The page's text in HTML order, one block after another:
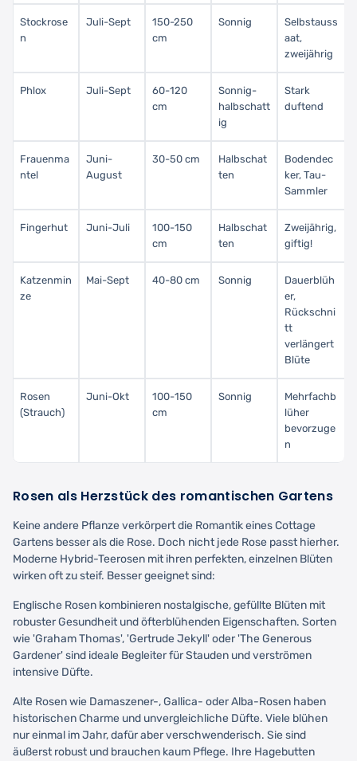
Stockrose
n
Juli-Sept
150-250
cm
Sonnig
Selbstauss
aat,
zweijährig
Phlox Juli-Sept
60-120
cm
Sonnig-
halbschatt
ig
Stark
duftend
Frauenma
ntel
Juni-
August
30-50 cm
Halbschat
ten
Bodendec
ker, Tau-
Sammler
Fingerhut Juni-Juli
100-150
cm
Halbschat
ten
Zweijährig,
giftig!
Katzenmin
ze
Mai-Sept 40-80 cm Sonnig
Dauerblüh
er,
Rückschni
tt
verlängert
Blüte
Rosen
(Strauch)
Juni-Okt
100-150
cm
Sonnig
Mehrfachb
lüher
bevorzuge
n
Rosen als Herzstück des romantischen Gartens
Keine andere Pflanze verkörpert die Romantik eines Cottage
Gartens besser als die Rose. Doch nicht jede Rose passt hierher.
Moderne Hybrid-Teerosen mit ihren perfekten, einzelnen Blüten
wirken oft zu steif. Besser geeignet sind:
Englische Rosen kombinieren nostalgische, gefüllte Blüten mit
robuster Gesundheit und öfterblühenden Eigenschaften. Sorten
wie 'Graham Thomas', 'Gertrude Jekyll' oder 'The Generous
Gardener' sind ideale Begleiter für Stauden und verströmen
intensive Düfte.
Alte Rosen wie Damaszener-, Gallica- oder Alba-Rosen haben
historischen Charme und unvergleichliche Düfte. Viele blühen
nur einmal im Jahr, dafür aber verschwenderisch. Sie sind
äußerst robust und brauchen kaum Pflege. Ihre Hagebutten